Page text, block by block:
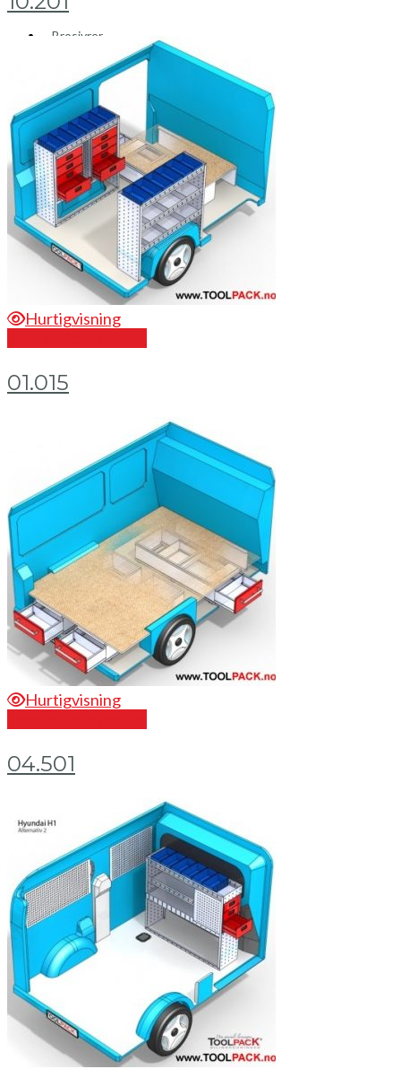
Brosjyrer
Fotogalleri
Nyheter
Om oss
Skreddersøm
Ansatte
Kontakt oss
Mini Cart
Hurtigvisning
01.015
Hurtigvisning
04.501